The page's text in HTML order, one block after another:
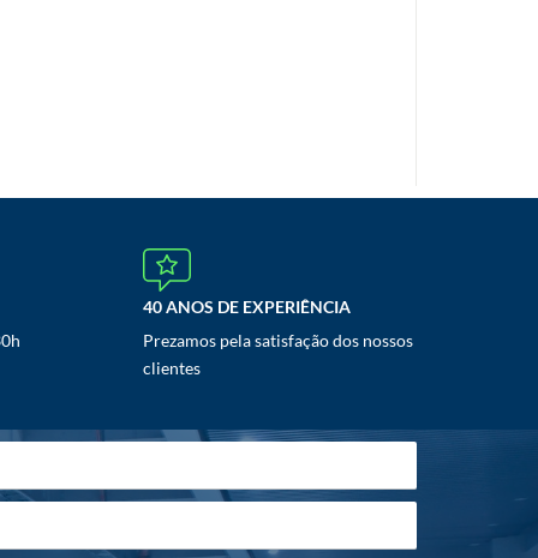
40 ANOS DE EXPERIÊNCIA
Prezamos pela satisfação dos nossos
clientes